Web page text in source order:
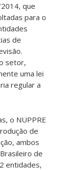
que
para o
de
setor,
uma lei
regular a
o NUPPRE
de
ambos
de
entidades,